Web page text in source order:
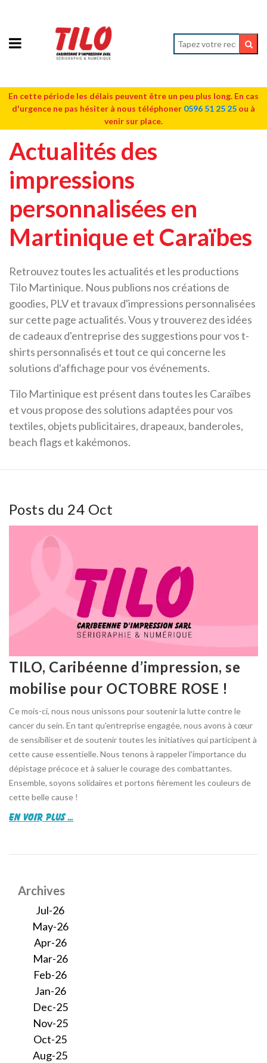
En cette période les délais peuvent être un peu plus long. En cas
d'urgence ne pas hésiter à nous téléphoner 0596 51 25 25 ou à
venir sur place.
Actualités des
impressions
personnalisées en
Martinique et Caraïbes
Retrouvez toutes les actualités et les productions
Tilo Martinique. Nous publions nos créations de
goodies, PLV et travaux d'impressions personnalisées
sur cette page actualités. Vous y trouverez des idées
de cadeaux d'entreprise des suggestions pour vos t-
shirts personnalisés et tout ce qui concerne les
solutions d'affichage pour vos événements.
Tilo Martinique est présent dans toutes les Caraïbes
et vous propose des solutions adaptées pour vos
textiles, objets publicitaires, drapeaux, banderoles,
beach flags et kakémonos.
Posts du 24 Oct
TILO, Caribéenne d’impression, se
mobilise pour OCTOBRE ROSE !
Ce mois-ci, nous nous unissons pour soutenir la lutte contre le
cancer du sein. En tant qu'entreprise engagée, nous avons à cœur
de sensibiliser et de soutenir toutes les initiatives qui participent à
cette cause essentielle. Nous tenons à rappeler l'importance du
dépistage précoce et à saluer le courage des combattantes.
Ensemble, soyons solidaires et portons fièrement les couleurs de
cette belle cause !
en voir plus ...
Archives
Jul-26
May-26
Apr-26
Mar-26
Feb-26
Jan-26
Dec-25
Nov-25
Oct-25
Aug-25